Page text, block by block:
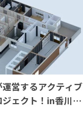
営するアクティブ
ェクト！in香川県